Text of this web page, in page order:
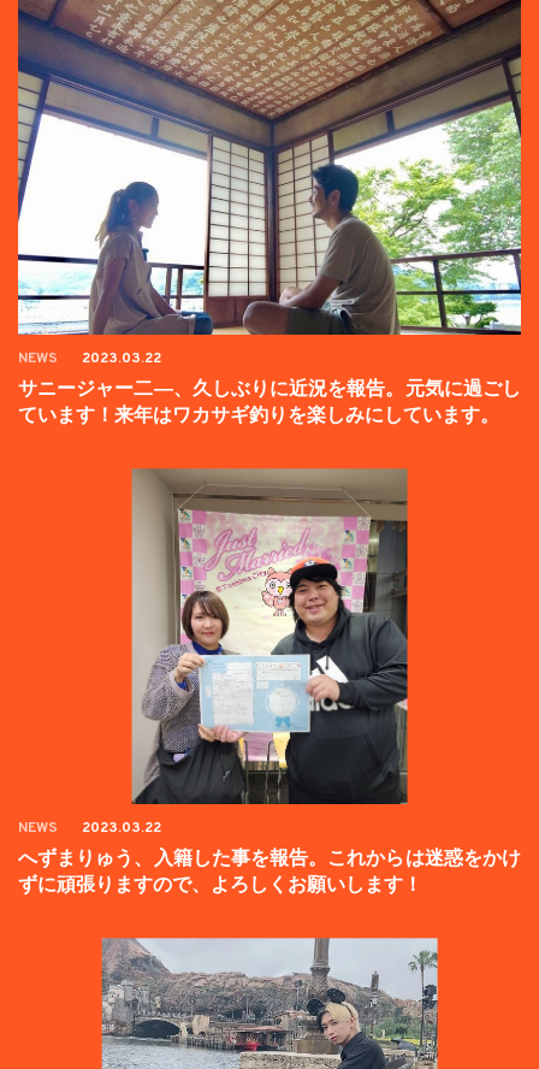
NEWS 2023.03.22
サニージャー二―、久しぶりに近況を報告。元気に過ごし
ています！来年はワカサギ釣りを楽しみにしています。
NEWS 2023.03.22
へずまりゅう、入籍した事を報告。これからは迷惑をかけ
ずに頑張りますので、よろしくお願いします！